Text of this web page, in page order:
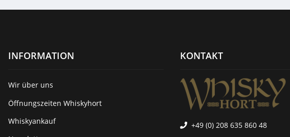
INFORMATION
Wir über uns
Öffnungszeiten Whiskyhort
Whiskyankauf
KONTAKT
+49 (0) 208 635 860 48